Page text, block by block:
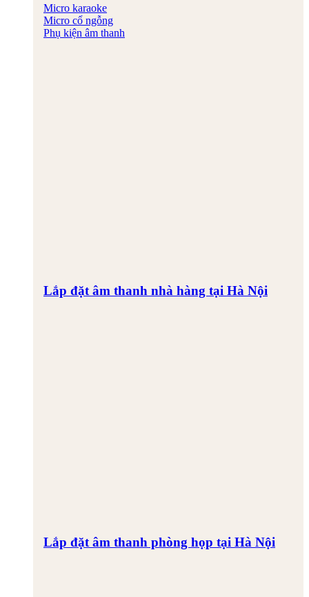
Micro karaoke
Micro cổ ngỗng
Phụ kiện âm thanh
Lắp đặt âm thanh nhà hàng tại Hà Nội
Lắp đặt âm thanh phòng họp tại Hà Nội